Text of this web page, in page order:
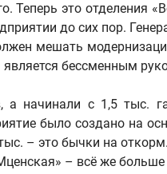
это отделения
до сих пор.
мешать
бессменным
начинали с 1,5 тыс.
было создано на
– это бычки на
– всё же больше